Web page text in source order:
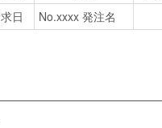
日 No.xxxx 発注名